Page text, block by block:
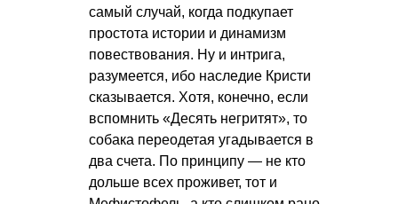
самый случай, когда подкупает
простота истории и динамизм
повествования. Ну и интрига,
разумеется, ибо наследие Кристи
сказывается. Хотя, конечно, если
вспомнить «Десять негритят», то
собака переодетая угадывается в
два счета. По принципу — не кто
дольше всех проживет, тот и